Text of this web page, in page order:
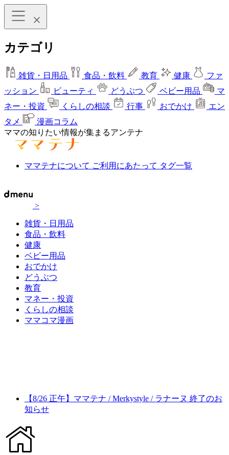
カテゴリ
雑貨・日用品 食品・飲料 教育 健康
ファ
ッション
ビューティ どうぶつ ベビー用品
マ
ネー・投資
くらしの相談 行事 おでかけ
エン
タメ
漫画コラム
ママの知りたい情報が集まるアンテナ
ママテナについて ご利用にあたって タグ一覧
>
雑貨・日用品
食品・飲料
健康
ベビー用品
おでかけ
どうぶつ
教育
マネー・投資
くらしの相談
ママコマ漫画
【8/26 正午】ママテナ / Merkystyle / ラナーヌ 終了のお
知らせ